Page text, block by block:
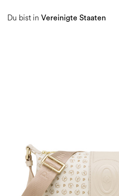
Du bist in Vereinigte Staaten